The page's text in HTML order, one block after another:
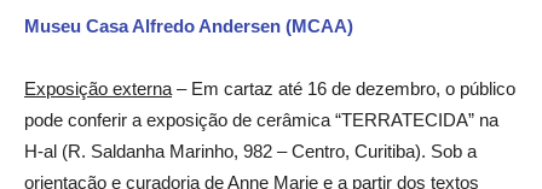
Museu Casa Alfredo Andersen (MCAA)
Exposição externa – Em cartaz até 16 de dezembro, o público
pode conferir a exposição de cerâmica “TERRATECIDA” na
H-al (R. Saldanha Marinho, 982 – Centro, Curitiba). Sob a
orientação e curadoria de Anne Marie e a partir dos textos